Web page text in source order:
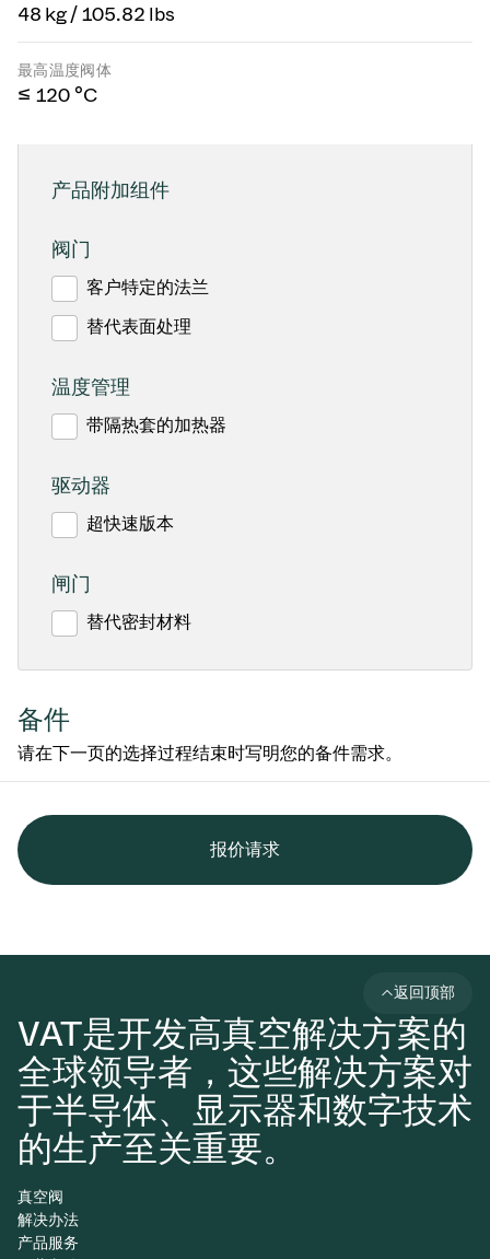
48 kg / 105.82 lbs
最高温度阀体
≤ 120 °C
产品附加组件
阀门
客户特定的法兰
替代表面处理
温度管理
带隔热套的加热器
驱动器
超快速版本
闸门
替代密封材料
备件
请在下一页的选择过程结束时写明您的备件需求。
报价请求
VAT是开发高真空解决方案的
全球领导者，这些解决方案对
于半导体、显示器和数字技术
的生产至关重要。
返回顶部
真空阀
解决办法
产品服务